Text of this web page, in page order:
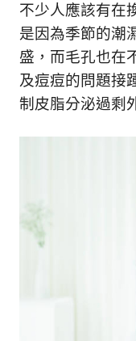
不少人應該有在
是因為季節的潮
盛，而毛孔也在
及痘痘的問題接
制皮脂分泌過剩